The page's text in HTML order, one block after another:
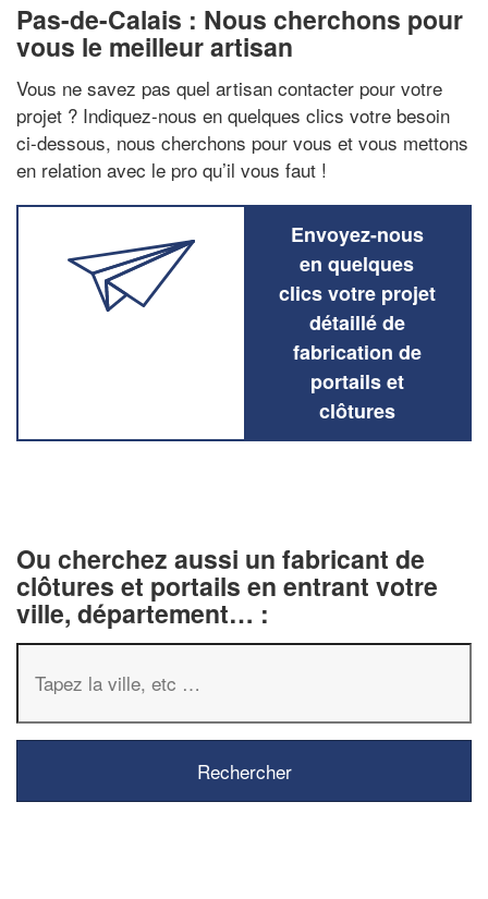
Pas-de-Calais : Nous cherchons pour
vous le meilleur artisan
Vous ne savez pas quel artisan contacter pour votre
projet ? Indiquez-nous en quelques clics votre besoin
ci-dessous, nous cherchons pour vous et vous mettons
en relation avec le pro qu’il vous faut !
Envoyez-nous
en quelques
clics votre projet
détaillé de
fabrication de
portails et
clôtures
Ou cherchez aussi un fabricant de
clôtures et portails en entrant votre
ville, département… :